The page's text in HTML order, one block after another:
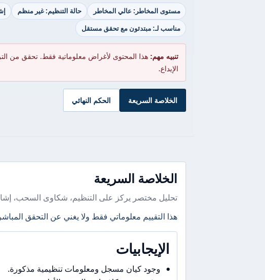
مستوى المخاطر: عالي المخاطر حالة التنظيم: غير منظم
مناسب لـ: مبتدئون مع تحقق مستقل
تنبيه مهم: هذا المحتوى لأغراض معلوماتية فقط. تحقق من
الإيداع.
الخلاصة السريعة الحكم النهائي
الخلاصة السريعة
تحليل مختصر يركز على التنظيم، شكاوى السحب،
هذا التقييم معلوماتي فقط ولا يغني عن التحقق
الإيجابيات
وجود كيان مسجل ومعلومات تنظيمية مذكورة.